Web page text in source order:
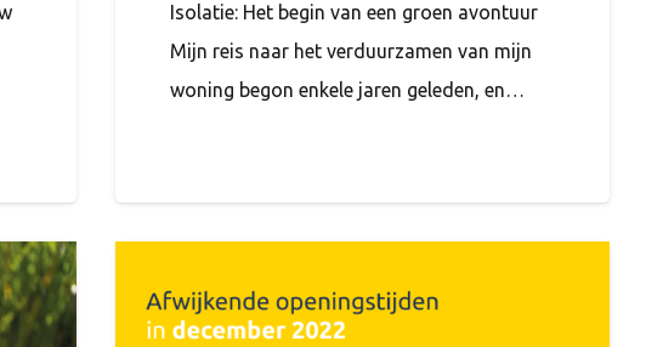
Isolatie: Het begin van een groen avontuur
Mijn reis naar het verduurzamen van mijn
woning begon enkele jaren geleden, en…